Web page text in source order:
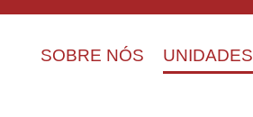
SOBRE NÓS UNIDADES